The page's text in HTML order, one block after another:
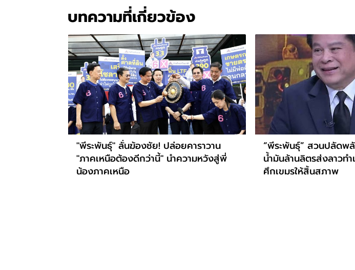
บทความที่เกี่ยวข้อง
"พีระพันธุ์" ลั่นฆ้องชัย! ปล่อยคาราวาน
"ภาคเหนือต้องดีกว่านี้" นำความหวังสู่พี่
น้องภาคเหนือ
“พีระพันธุ์” สวนปลัดพ
น้ำมันล้านลิตรส่งลาวท
ศึกเขมรให้สิ้นสภาพ